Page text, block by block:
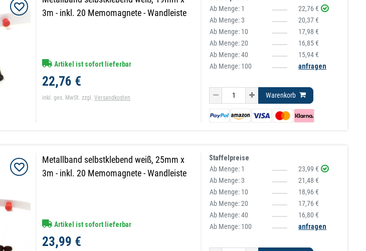
3m - inkl. 20 Memomagnete - Wandleiste
Artikel ist sofort lieferbar
22,76 €
inkl. ges. MwSt. zzgl.Versandkosten
Ab Menge: 1
22,76 €
Ab Menge:3
20,37 €
Ab Menge: 10
17,98 €
Ab Menge:20
16,85 €
Ab Menge:40
15,94 €
Ab Menge: 100
anfragen
Warenkorb
Metallband selbstklebend weiß, 25mm x
3m - inkl. 20 Memomagnete - Wandleiste
Artikel ist sofort lieferbar
23,99 €
Staffelpreise
Ab Menge: 1
23,99 €
Ab Menge:3
21,48 €
Ab Menge: 10
18,96 €
Ab Menge:20
17,76 €
Ab Menge:40
16,80 €
Ab Menge: 100
anfragen